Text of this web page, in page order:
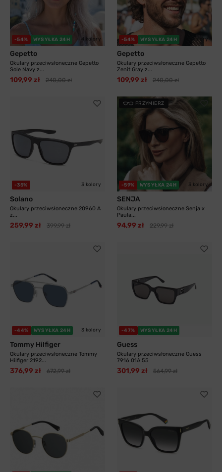
-54% WYSYŁKA 24H 4 kolory
Gepetto
Okulary przeciwsłoneczne Gepetto
Sole Navy z...
109,99 zł 240,00 zł
-54% WYSYŁKA 24H 3 kolory
Gepetto
Okulary przeciwsłoneczne Gepetto
Zenit Gray z...
109,99 zł 240,00 zł
-35% 3 kolory
Solano
Okulary przeciwsłoneczne 20960 A
z...
259,99 zł 399,99 zł
PRZYMIERZ
-59% WYSYŁKA 24H 3 kolory
SENJA
Okulary przeciwsłoneczne Senja x
Paula...
94,99 zł 229,99 zł
-44% WYSYŁKA 24H 3 kolory
Tommy Hilfiger
Okulary przeciwsłoneczne Tommy
Hilfiger 2192...
376,99 zł 672,99 zł
-47% WYSYŁKA 24H
Guess
Okulary przeciwsłoneczne Guess
7916 01A 55
301,99 zł 564,99 zł